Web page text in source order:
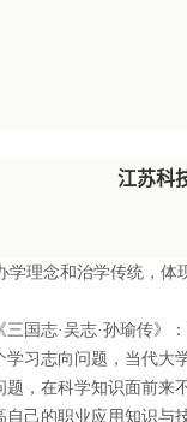
江苏科
理念和治学传统，体
志·吴志·孙瑜传》：
习志向问题，当代
，在科学知识面前
己的职业应用知识与